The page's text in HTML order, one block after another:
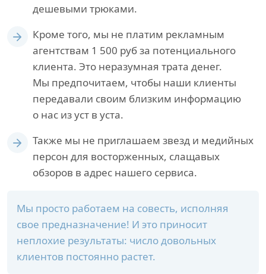
дешевыми трюками.
Кроме того, мы не платим рекламным
агентствам 1 500 руб за потенциального
клиента. Это неразумная трата денег.
Мы предпочитаем, чтобы наши клиенты
передавали своим близким информацию
о нас из уст в уста.
Также мы не приглашаем звезд и медийных
персон для восторженных, слащавых
обзоров в адрес нашего сервиса.
Мы просто работаем на совесть, исполняя
свое предназначение! И это приносит
неплохие результаты: число довольных
клиентов постоянно растет.